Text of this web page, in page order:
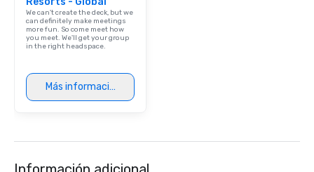
We can't create the deck, but we
can definitely make meetings
more fun. So come meet how
you meet. We'll get your group
in the right headspace.
Más información